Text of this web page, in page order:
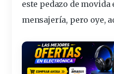
este pedazo de movida
mensajería, pero oye,